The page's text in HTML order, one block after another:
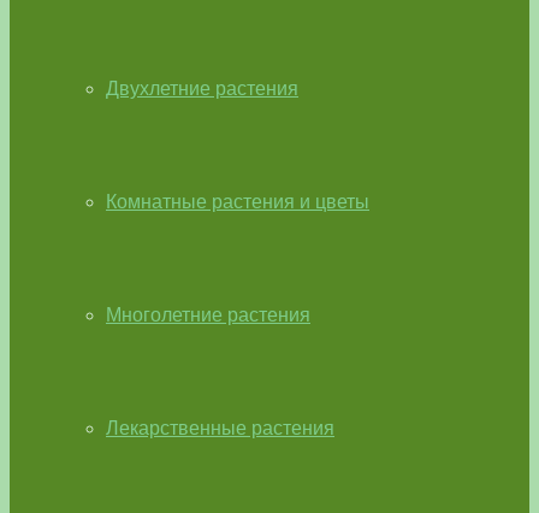
Двухлетние растения
Комнатные растения и цветы
Многолетние растения
Лекарственные растения